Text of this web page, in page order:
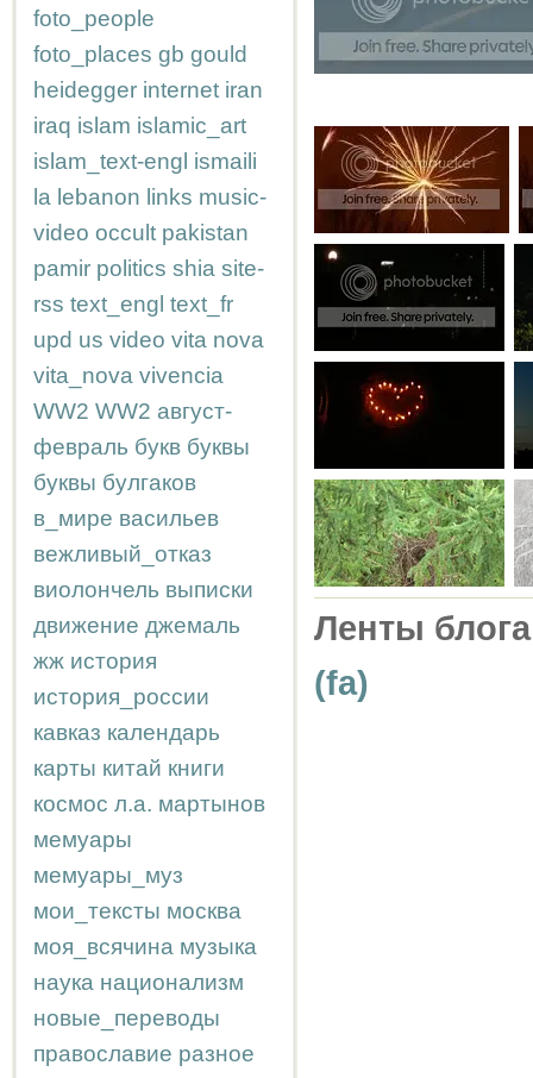
foto_people
foto_places gb gould
heidegger internet iran
iraq islam islamic_art
islam_text-engl ismaili
la lebanon links music-
video occult pakistan
pamir politics shia site-
rss text_engl text_fr
upd us video vita nova
vita_nova vivencia
WW2 WW2 август-
февраль букв буквы
буквы булгаков
в_мире васильев
вежливый_отказ
виолончель выписки
движение джемаль
жж история
история_россии
кавказ календарь
карты китай книги
космос л.а. мартынов
мемуары
мемуары_муз
мои_тексты москва
моя_всячина музыка
наука национализм
новые_переводы
православие разное
Ленты
(fa)